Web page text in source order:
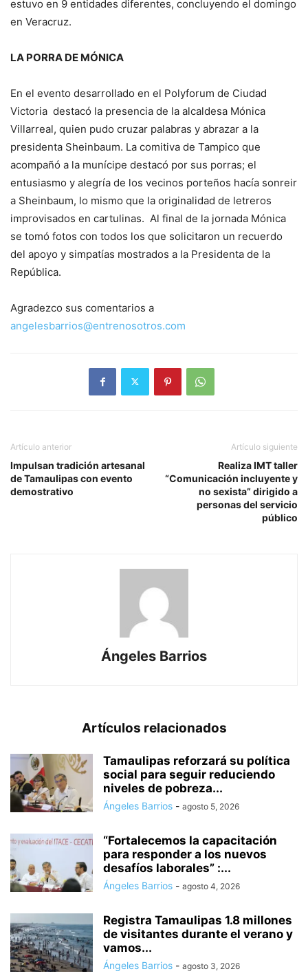
estuvo en 9 entidades diferentes, concluyendo el domingo
en Veracruz.
LA PORRA DE MÓNICA
En el evento desarrollado en el Polyforum de Ciudad
Victoria destacó la presencia de la alcaldesa Mónica
Villarreal, quien pudo cruzar palabras y abrazar a la
presidenta Sheinbaum. La comitiva de Tampico que
acompañó a la munícipe destacó por sus porras; el
entusiasmo y alegría de los vecinos porteños hacía sonreir
a Sheinbaum, lo mismo que la originalidad de letreros
improvisados en cartulinas. Al final de la jornada Mónica
se tomó fotos con todos los que solicitaron un recuerdo
del apoyo y simpatías mostrados a la Presidenta de la
República.
Agradezco sus comentarios a
angelesbarrios@entrenosotros.com
Artículo anterior
Impulsan tradición artesanal
de Tamaulipas con evento
demostrativo
Artículo siguiente
Realiza IMT taller
“Comunicación incluyente y
no sexista” dirigido a
personas del servicio
público
Ángeles Barrios
Artículos relacionados
Tamaulipas reforzará su política
social para seguir reduciendo
niveles de pobreza...
Ángeles Barrios - agosto 5, 2026
“Fortalecemos la capacitación
para responder a los nuevos
desafíos laborales” :...
Ángeles Barrios - agosto 4, 2026
Registra Tamaulipas 1.8 millones
de visitantes durante el verano y
vamos...
Ángeles Barrios - agosto 3, 2026